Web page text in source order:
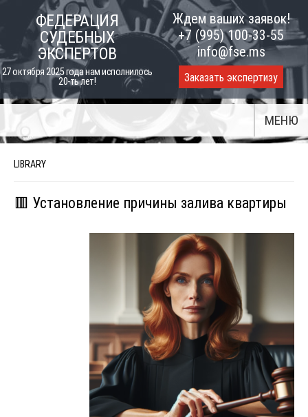
content
ФЕДЕРАЦИЯ
СУДЕБНЫХ
ЭКСПЕРТОВ
27 октября 2025 года нам исполнилось
20-ть лет!
Ждем ваших заявок!
+7 (995) 100-33-55
info@fse.ms
Заказать экспертизу
МЕНЮ
LIBRARY
🟥 Установление причины залива квартиры